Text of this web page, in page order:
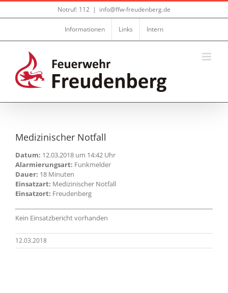
Zum
Notruf: 112 | info@ffw-freudenberg.de
Informationen Links Intern
Medizinischer Notfall
Datum: 12.03.2018 um 14:42 Uhr
Alarmierungsart: Funkmelder
Dauer: 18 Minuten
Einsatzart: Medizinischer Notfall
Einsatzort: Freudenberg
Kein Einsatzbericht vorhanden
12.03.2018